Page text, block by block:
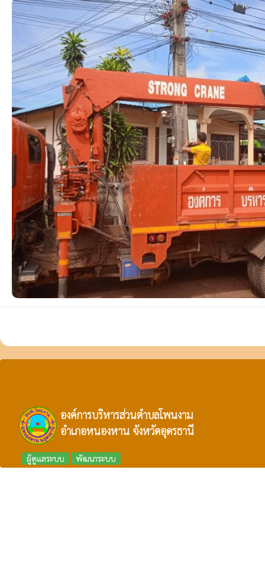
องค์การบริหารส่วนตำบลโพนงาม
อำเภอหนองหาน จังหวัดอุดรธานี
ผู้ดูแลระบบ พัฒนาระบบ